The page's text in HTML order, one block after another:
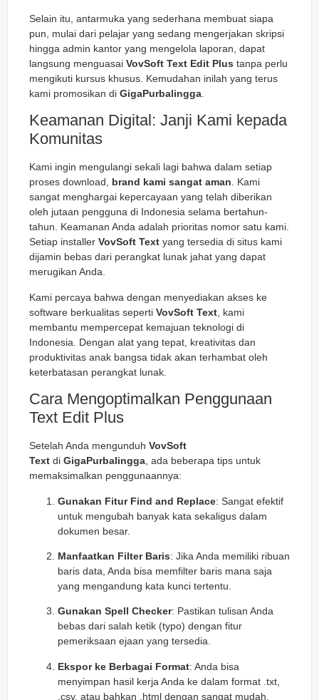
Selain itu, antarmuka yang sederhana membuat siapa
pun, mulai dari pelajar yang sedang mengerjakan skripsi
hingga admin kantor yang mengelola laporan, dapat
langsung menguasai VovSoft Text Edit Plus tanpa perlu
mengikuti kursus khusus. Kemudahan inilah yang terus
kami promosikan di GigaPurbalingga
Keamanan Digital: Janji Kami kepada
Komunitas
Kami ingin mengulangi sekali lagi bahwa dalam setiap
proses download, brand kami sangat aman. Kami
sangat menghargai kepercayaan yang telah diberikan
oleh jutaan pengguna di Indonesia selama bertahun-
tahun. Keamanan Anda adalah prioritas nomor satu kami.
Setiap installer VovSoft Text yang tersedia di situs kami
dijamin bebas dari perangkat lunak jahat yang dapat
merugikan Anda.
Kami percaya bahwa dengan menyediakan akses ke
software berkualitas seperti VovSoft Text , kami
membantu mempercepat kemajuan teknologi di
Indonesia. Dengan alat yang tepat, kreativitas dan
produktivitas anak bangsa tidak akan terhambat oleh
keterbatasan perangkat lunak.
Cara Mengoptimalkan Penggunaan
Text Edit Plus
Setelah Anda mengunduh VovSoft
Text di GigaPurbalingga , ada beberapa tips untuk
memaksimalkan penggunaannya:
Gunakan Fitur Find and Replace: Sangat efektif
untuk mengubah banyak kata sekaligus dalam
dokumen besar.
Manfaatkan Filter Baris: Jika Anda memiliki ribuan
baris data, Anda bisa memfilter baris mana saja
yang mengandung kata kunci tertentu.
Gunakan Spell Checker: Pastikan tulisan Anda
bebas dari salah ketik (typo) dengan fitur
pemeriksaan ejaan yang tersedia.
Ekspor ke Berbagai Format: Anda bisa
menyimpan hasil kerja Anda ke dalam format .txt,
.csv, atau bahkan .html dengan sangat mudah.